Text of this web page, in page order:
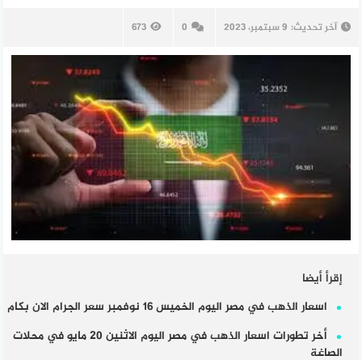
آخر تحديث: 9 سبتمبر، 2023 0
673
إقرأ أيضا
اسعار الذهب في مصر اليوم الخميس 16 نوفمبر سعر الجرام الان بكام
أخر تطورات اسعار الذهب في مصر اليوم الاثنين 20 مايو في محلات
الصاغة